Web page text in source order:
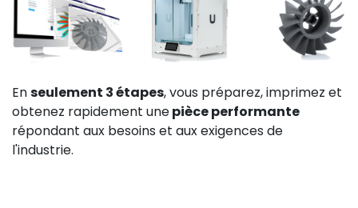
Enseulement 3 étapes, vous préparez, imprimez et
obtenez rapidement unepièce performante
répondant aux besoins et aux exigences de
l'industrie.